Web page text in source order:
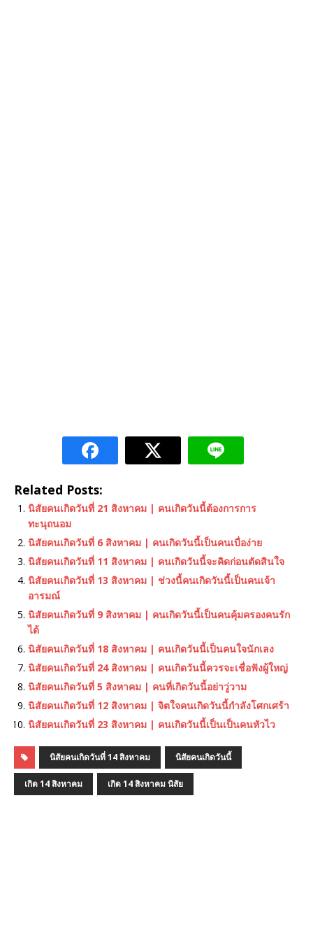
Related Posts:
นิสัยคนเกิดวันที่ 21 สิงหาคม | คนเกิดวันนี้ต้องการการ
ทะนุถนอม
นิสัยคนเกิดวันที่ 6 สิงหาคม | คนเกิดวันนี้เป็นคนเบื่อง่าย
นิสัยคนเกิดวันที่ 11 สิงหาคม | คนเกิดวันนี้จะคิดก่อนตัดสินใจ
นิสัยคนเกิดวันที่ 13 สิงหาคม | ช่วงนี้คนเกิดวันนี้เป็นคนเจ้า
อารมณ์
นิสัยคนเกิดวันที่ 9 สิงหาคม | คนเกิดวันนี้เป็นคนคุ้มครองคนรัก
ได้
นิสัยคนเกิดวันที่ 18 สิงหาคม | คนเกิดวันนี้เป็นคนใจนักเลง
นิสัยคนเกิดวันที่ 24 สิงหาคม | คนเกิดวันนี้ควรจะเชื่อฟังผู้ใหญ่
นิสัยคนเกิดวันที่ 5 สิงหาคม | คนที่เกิดวันนี้อย่าวู่วาม
นิสัยคนเกิดวันที่ 12 สิงหาคม | จิตใจคนเกิดวันนี้กำลังโศกเศร้า
นิสัยคนเกิดวันที่ 23 สิงหาคม | คนเกิดวันนี้เป็นเป็นคนหัวไว
นิสัยคนเกิดวันที่ 14 สิงหาคม นิสัยคนเกิดวันนี้
เกิด 14 สิงหาคม เกิด 14 สิงหาคม นิสัย